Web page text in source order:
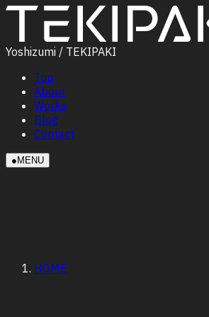
Yoshizumi / TEKIPAKI
Top
About
Works
Blog
Contact
● MENU
HOME